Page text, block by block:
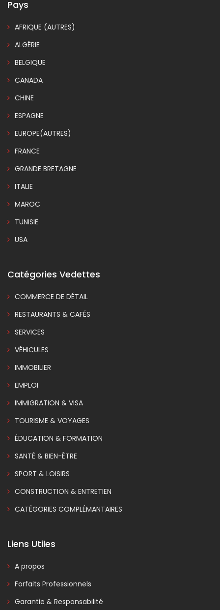
Pays
AFRIQUE (AUTRES)
ALGÉRIE
BELGIQUE
CANADA
CHINE
ESPAGNE
EUROPE(AUTRES)
FRANCE
GRANDE BRETAGNE
ITALIE
MAROC
TUNISIE
USA
Catégories Vedettes
COMMERCE DE DÉTAIL
RESTAURANTS & CAFÉS
SERVICES
VÉHICULES
IMMOBILIER
EMPLOI
IMMIGRATION & VISA
TOURISME & VOYAGES
ÉDUCATION & FORMATION
SANTÉ & BIEN-ÊTRE
SPORT & LOISIRS
CONSTRUCTION & ENTRETIEN
CATÉGORIES COMPLÉMANTAIRES
Liens Utiles
A propos
Forfaits Professionnels
Garantie & Responsabilité